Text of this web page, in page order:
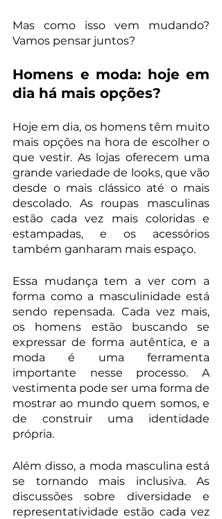
Mas como isso vem mudando?
Vamos pensar juntos?
Homens e moda: hoje em
dia há mais opções?
Hoje em dia, os homens têm muito
mais opções na hora de escolher o
que vestir. As lojas oferecem uma
grande variedade de looks, que vão
desde o mais clássico até o mais
descolado. As roupas masculinas
estão cada vez mais coloridas e
estampadas, e os acessórios
também ganharam mais espaço.
Essa mudança tem a ver com a
forma como a masculinidade está
sendo repensada. Cada vez mais,
os homens estão buscando se
expressar de forma autêntica, e a
moda é uma ferramenta
importante nesse processo. A
vestimenta pode ser uma forma de
mostrar ao mundo quem somos, e
de construir uma identidade
própria.
Além disso, a moda masculina está
se tornando mais inclusiva. As
discussões sobre diversidade e
representatividade estão cada vez